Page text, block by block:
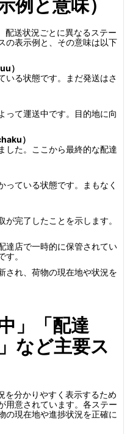
例と意味）
配送状況ごとに異なるステー
の表示例と、その意味は以下
）
いる状態です。まだ発送はさ
って運送中です。目的地に向
）
した。ここから最終的な配達
っている状態です。まもなく
完了したことを示します。
達店で一時的に保管されてい
。
され、荷物の現在地や状況を
」「配達
など主要ス
を分かりやすく表示するため
用意されています。各ステー
の現在地や進捗状況を正確に